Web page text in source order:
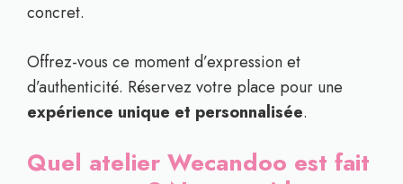
concret.
Offrez-vous ce moment d’expression et
d’authenticité. Réservez votre place pour une
expérience unique et personnalisée.
Quel atelier Wecandoo est fait